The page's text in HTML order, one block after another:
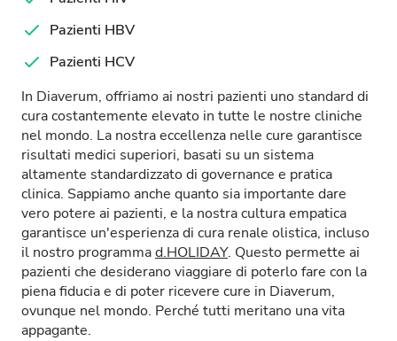
Pazienti HBV
Pazienti HCV
In Diaverum, offriamo ai nostri pazienti uno standard di
cura costantemente elevato in tutte le nostre cliniche
nel mondo. La nostra eccellenza nelle cure garantisce
risultati medici superiori, basati su un sistema
altamente standardizzato di governance e pratica
clinica. Sappiamo anche quanto sia importante dare
vero potere ai pazienti, e la nostra cultura empatica
garantisce un'esperienza di cura renale olistica, incluso
il nostro programmad.HOLIDAY. Questo permette ai
pazienti che desiderano viaggiare di poterlo fare con la
piena fiducia e di poter ricevere cure in Diaverum,
ovunque nel mondo. Perché tutti meritano una vita
appagante.